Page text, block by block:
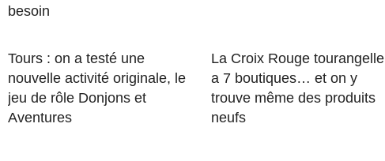
besoin
Tours : on a testé une
nouvelle activité originale, le
jeu de rôle Donjons et
Aventures
La Croix Rouge tourangelle
a 7 boutiques… et on y
trouve même des produits
neufs